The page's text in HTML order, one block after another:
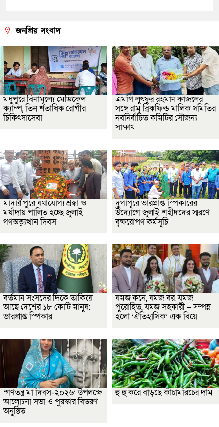
জনপ্রিয় সংবাদ
মধুপুরে বিনামূল্যে মেডিকেল
ক্যাম্প, তিন শতাধিক রোগীর
চিকিৎসাসেবা
এমপি লুৎফুর রহমান কাজলের
সঙ্গে রামু ব্রিকফিল্ড মালিক সমিতির
নবনির্বাচিত কমিটির সৌজন্য
সাক্ষাৎ
মাদারীপুরে যথাযোগ্য শ্রদ্ধা ও
মর্যাদায় পালিত হচ্ছে জুলাই
গণঅভ্যুত্থান দিবস
দুর্গাপুরে ভারপ্রাপ্ত স্পিকারের
উদ্যোগে জুলাই শহীদদের স্মরণে
বৃক্ষরোপণ কর্মসূচি
বর্তমান সংসদের দিকে তাকিয়ে
আছে দেশের ১৮ কোটি মানুষ:
ভারপ্রাপ্ত স্পিকার
যমজ কনে, যমজ বর, যমজ
পুরোহিত, যমজ সহকারী – সম্পন্ন
হলো ‘ঐতিহাসিক’ এক বিয়ে
‘গণতন্ত্র মা দিবস-২০২৬’ উপলক্ষে
আলোচনা সভা ও পুরস্কার বিতরণ
অনুষ্ঠিত
হু হু করে বাড়ছে কাঁচামরিচের দাম